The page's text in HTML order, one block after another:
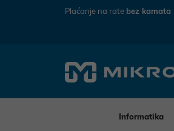
Plaćanje na rate bez kamata
Informatika